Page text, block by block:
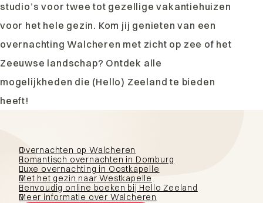
Overnachten op Walcheren
Romantisch overnachten in Domburg
Luxe overnachting in Oostkapelle
Met het gezin naar Westkapelle
Eenvoudig online boeken bij Hello Zeeland
Meer informatie over Walcheren
studio’s voor twee tot gezellige vakantiehuizen
voor het hele gezin. Kom jij genieten van een
overnachting Walcheren met zicht op zee of het
Zeeuwse landschap? Ontdek alle
mogelijkheden die (Hello) Zeeland te bieden
heeft!